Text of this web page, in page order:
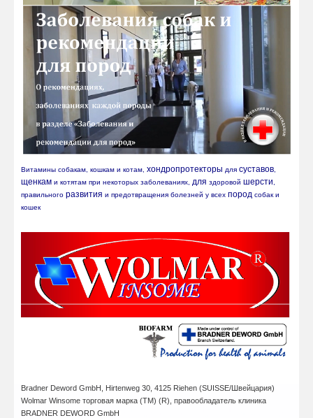
Витамины собакам, кошкам и котам, хондропротекторы для суставов
щенкам и котятам при некоторых заболеваниях, для здоровой шерсти,
правильного развития и предотвращения болезней у всех пород собак и
кошек
Bradner Deword GmbH, Hirtenweg 30, 4125 Riehen (SUISSE/Швейцария)
Wolmar Winsome торговая марка (ТМ) (R), правообладатель клиника
BRADNER DEWORD GmbH